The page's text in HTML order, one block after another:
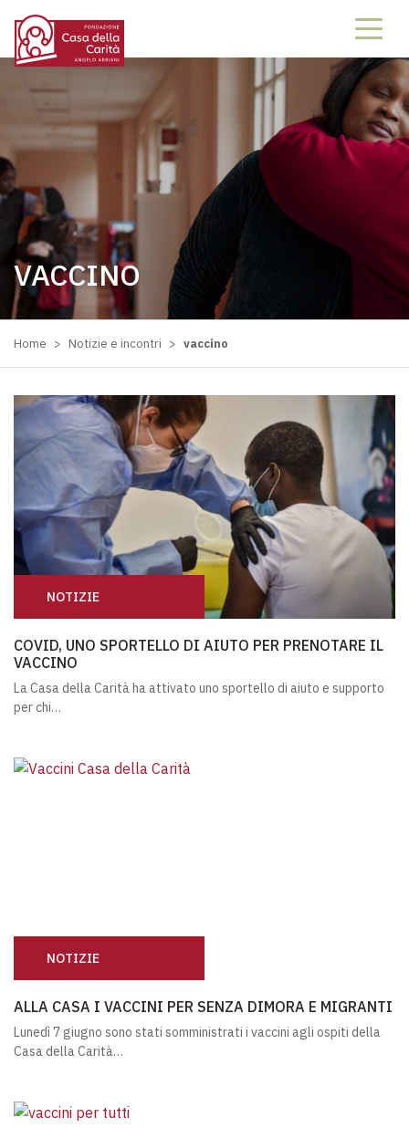
VACCINO
Home > Notizie e incontri > vaccino
NOTIZIE
COVID, UNO SPORTELLO DI AIUTO PER PRENOTARE IL
VACCINO
La Casa della Carità ha attivato uno sportello di aiuto e supporto
per chi…
NOTIZIE
ALLA CASA I VACCINI PER SENZA DIMORA E MIGRANTI
Lunedì 7 giugno sono stati somministrati i vaccini agli ospiti della
Casa della Carità…